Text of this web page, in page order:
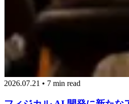
2026.07.21 • 7 min read